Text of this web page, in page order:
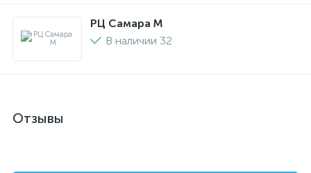
РЦ Самара M
В наличии 32
Отзывы